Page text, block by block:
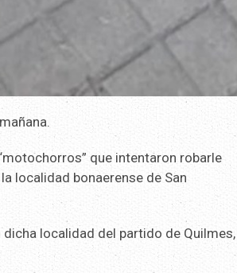
que intentaron robarle
localidad bonaerense de San
localidad del partido de Quilmes,